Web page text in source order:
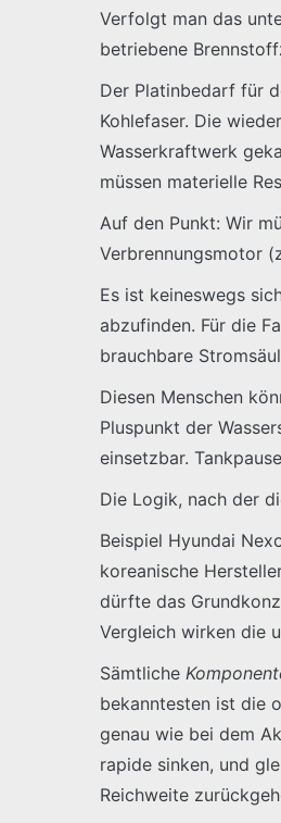
Verfolgt man das
betriebene
Der Platinbedarf für
Kohlefaser. Die
Wasserkraftwerk
müssen materielle
Auf den Punkt: Wir
Verbrennungsmotor
Es ist keineswegs
abzufinden. Für die
brauchbare
Diesen Menschen
Pluspunkt der
einsetzbar.
Die Logik, nach der
Beispiel Hyundai
koreanische
dürfte das
Vergleich wirken die
Sämtliche
bekanntesten ist die
genau wie bei dem
rapide sinken, und
Reichweite